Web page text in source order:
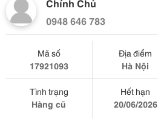
0948 646 783
Mã số
17921093
Địa điểm
Hà Nội
Tình trạng
Hàng cũ
Hết hạn
20/06/2026